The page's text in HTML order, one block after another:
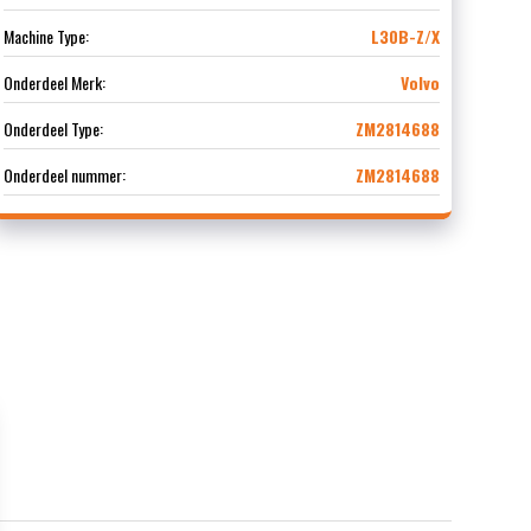
Machine Type:
L30B-Z/X
Onderdeel Merk:
Volvo
Onderdeel Type:
ZM2814688
Onderdeel nummer:
ZM2814688